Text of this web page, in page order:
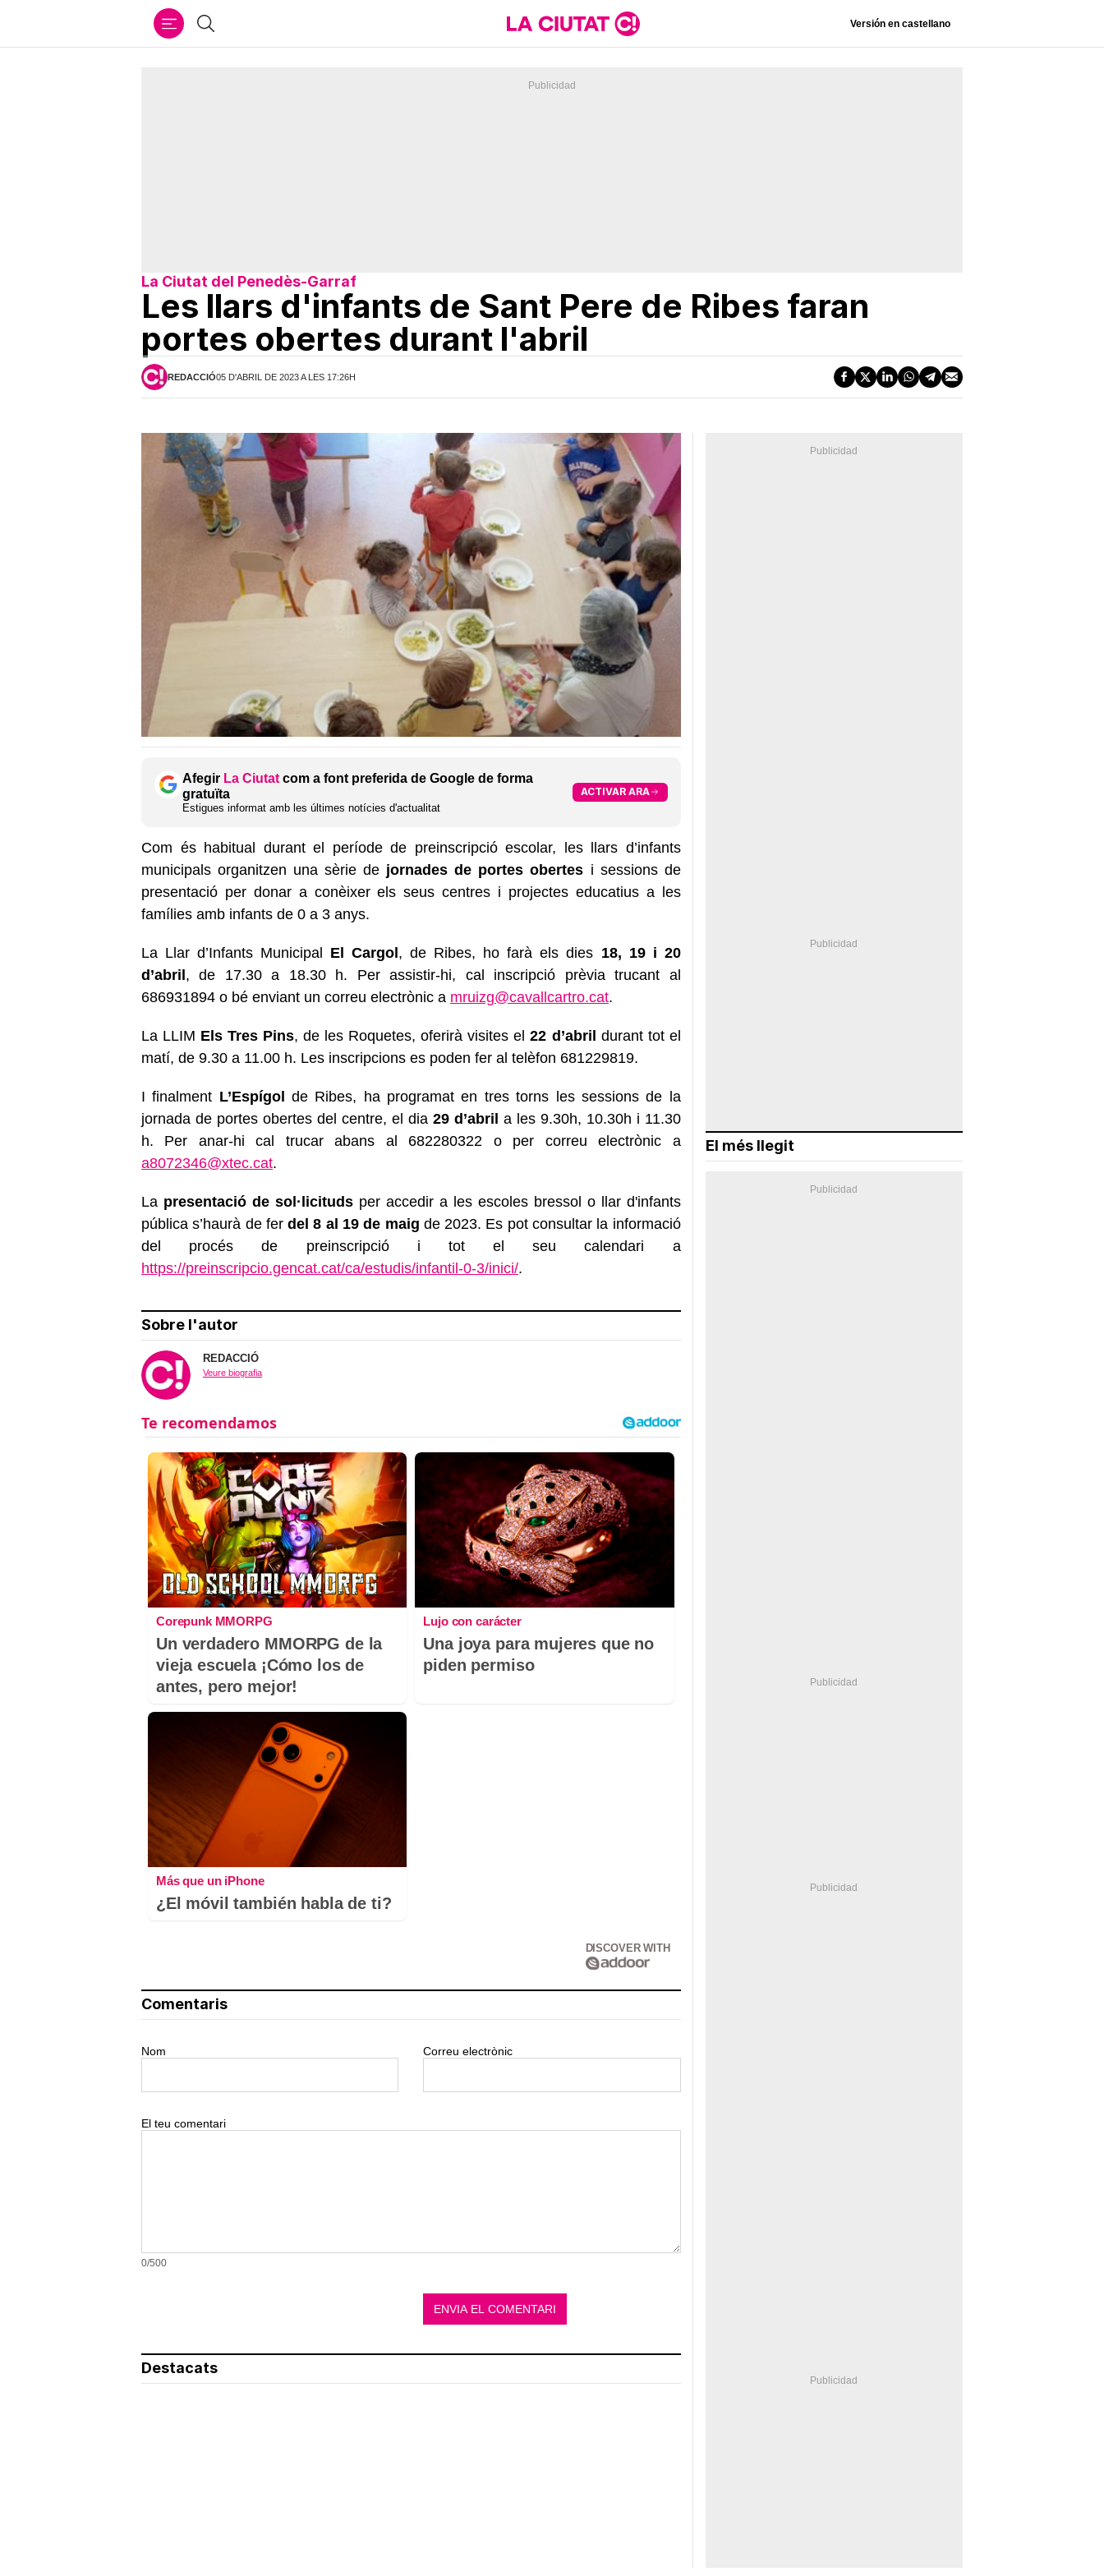
Cercar Versión en castellano
La Ciutat del Penedès-Garraf
Les llars d'infants de Sant Pere de Ribes faran
portes obertes durant l'abril
REDACCIÓ05 D'ABRIL DE 2023 A LES 17:26H
Afegir La Ciutat com a font preferida de Google de forma
gratuïta
Estigues informat amb les últimes notícies d'actualitat
ACTIVAR ARA
Com és habitual durant el període de preinscripció escolar, les llars d’infants
municipals organitzen una sèrie de jornades de portes obertes i sessions de
presentació per donar a conèixer els seus centres i projectes educatius a les
famílies amb infants de 0 a 3 anys.
La Llar d’Infants Municipal El Cargol, de Ribes, ho farà els dies 18, 19 i 20
d’abril, de 17.30 a 18.30 h. Per assistir-hi, cal inscripció prèvia trucant al
686931894 o bé enviant un correu electrònic a mruizg@cavallcartro.cat.
La LLIM Els Tres Pins, de les Roquetes, oferirà visites el22 d’abril durant tot el
matí, de 9.30 a 11.00 h. Les inscripcions es poden fer al telèfon 681229819.
I finalment L’Espígol de Ribes, ha programat en tres torns les sessions de la
jornada de portes obertes del centre, el dia 29 d’abril a les 9.30h, 10.30h i 11.30
h. Per anar-hi cal trucar abans al 682280322 o per correu electrònic a
a8072346@xtec.cat.
La presentació de sol·licitudsper accedir a les escoles bressol o llar d'infants
pública s’haurà de ferdel 8 al 19 de maig de 2023. Es pot consultar la informació
del procés de preinscripció i tot el seu calendari a
https://preinscripcio.gencat.cat/ca/estudis/infantil-0-3/inici/.
Sobre l'autor
REDACCIÓ
Veure biografia
Corepunk MMORPG
Un verdadero MMORPG de la
vieja escuela ¡Cómo los de
antes, pero mejor!
Lujo con carácter
Una joya para mujeres que no
piden permiso
Más que un iPhone
¿El móvil también habla de ti?
DISCOVER WITH
Comentaris
Nom Correu electrònic
El teu comentari
0/500
Destacats
El més llegit